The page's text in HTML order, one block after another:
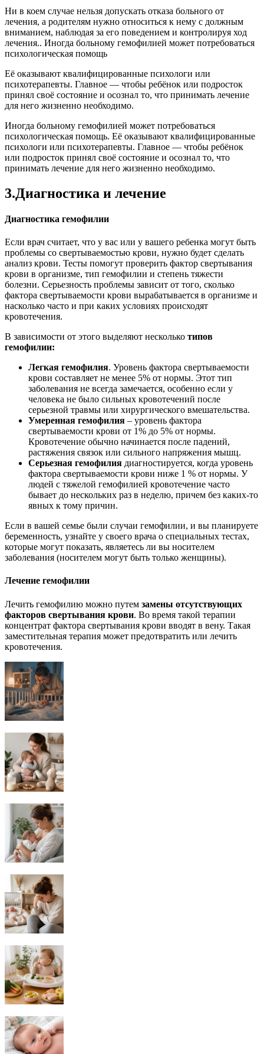
Ни в коем случае нельзя допускать отказа больного от
лечения, а родителям нужно относиться к нему с должным
вниманием, наблюдая за его поведением и контролируя ход
лечения.. Иногда больному гемофилией может потребоваться
психологическая помощь
Её оказывают квалифицированные психологи или
психотерапевты. Главное — чтобы ребёнок или подросток
принял своё состояние и осознал то, что принимать лечение
для него жизненно необходимо.
Иногда больному гемофилией может потребоваться
психологическая помощь. Её оказывают квалифицированные
психологи или психотерапевты. Главное — чтобы ребёнок
или подросток принял своё состояние и осознал то, что
принимать лечение для него жизненно необходимо.
3.Диагностика и лечение
Диагностика гемофилии
Если врач считает, что у вас или у вашего ребенка могут быть
проблемы со свертываемостью крови, нужно будет сделать
анализ крови. Тесты помогут проверить фактор свертывания
крови в организме, тип гемофилии и степень тяжести
болезни. Серьезность проблемы зависит от того, сколько
фактора свертываемости крови вырабатывается в организме и
насколько часто и при каких условиях происходят
кровотечения.
В зависимости от этого выделяют несколько типов
гемофилии:
Легкая гемофилия. Уровень фактора свертываемости
крови составляет не менее 5% от нормы. Этот тип
заболевания не всегда замечается, особенно если у
человека не было сильных кровотечений после
серьезной травмы или хирургического вмешательства.
Умеренная гемофилия – уровень фактора
свертываемости крови от 1% до 5% от нормы.
Кровотечение обычно начинается после падений,
растяжения связок или сильного напряжения мышц.
Серьезная гемофилия диагностируется, когда уровень
фактора свертываемости крови ниже 1 % от нормы. У
людей с тяжелой гемофилией кровотечение часто
бывает до нескольких раз в неделю, причем без каких-то
явных к тому причин.
Если в вашей семье были случаи гемофилии, и вы планируете
беременность, узнайте у своего врача о специальных тестах,
которые могут показать, являетесь ли вы носителем
заболевания (носителем могут быть только женщины).
Лечение гемофилии
Лечить гемофилию можно путем замены отсутствующих
факторов свертывания крови. Во время такой терапии
концентрат фактора свертывания крови вводят в вену. Такая
заместительная терапия может предотвратить или лечить
кровотечения.